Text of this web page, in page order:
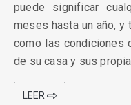
puede significar
meses hasta un año,
como las condiciones
de su casa y sus
LEER